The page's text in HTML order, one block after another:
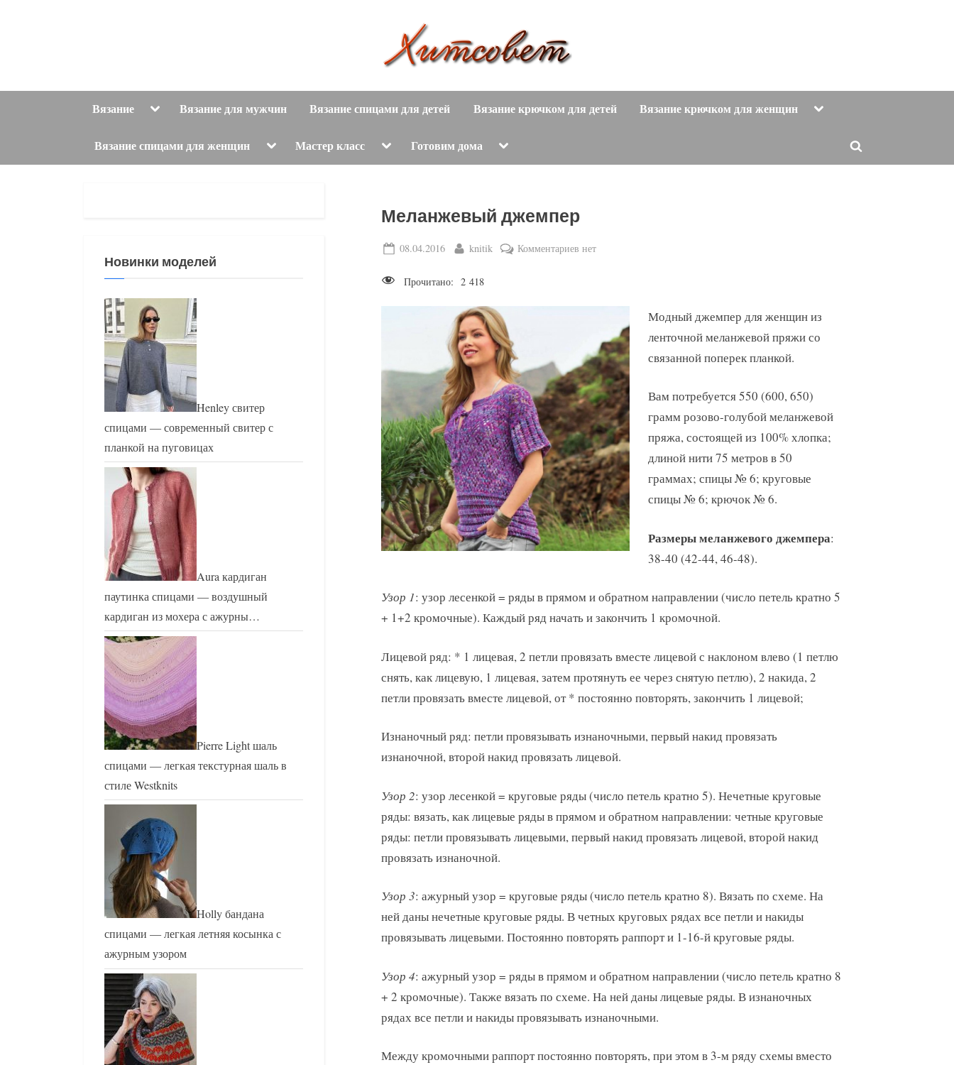
и
т
о
в
е
т
вязание
с
описанием
и
Вязание ToggleВязание для мужчин Вязание спицами для детей Вязание крючком для детей Вязание крючком для женщин Toggle
Вязание спицами для женщин Toggle
menu
Мастер класс Toggle
menu
Готовим дома Toggle
menu
Toggle
Меланжевый джемпер
Posted
08.04.2016 By
knitik Комментариев кнет
Прочитано: 2 418
Модный джемпер для женщин из
ленточной меланжевой пряжи со
связанной поперек планкой.
Вам потребуется 550 (600, 650)
грамм розово-голубой меланжевой
пряжа, состоящей из 100% хлопка;
длиной нити 75 метров в 50
граммах; спицы № 6; круговые
спицы № 6; крючок № 6.
Размеры меланжевого джемпера:
38-40 (42-44, 46-48).
Узор 1: узор лесенкой = ряды в прямом и обратном направлении (число петель кратно 5
+ 1+2 кромочные). Каждый ряд начать и закончить 1 кромочной.
Лицевой ряд: * 1 лицевая, 2 петли провязать вместе лицевой с наклоном влево (1 петлю
снять, как лицевую, 1 лицевая, затем протянуть ее через снятую петлю), 2 накида, 2
петли провязать вместе лицевой, от * постоянно повторять, закончить 1 лицевой;
Изнаночный ряд: петли провязывать изнаночными, первый накид провязать
изнаночной, второй накид провязать лицевой.
Узор 2: узор лесенкой = круговые ряды (число петель кратно 5). Нечетные круговые
ряды: вязать, как лицевые ряды в прямом и обратном направлении: четные круговые
ряды: петли провязывать лицевыми, первый накид провязать лицевой, второй накид
провязать изнаночной.
Узор 3: ажурный узор = круговые ряды (число петель кратно 8). Вязать по схеме. На
ней даны нечетные круговые ряды. В четных круговых рядах все петли и накиды
провязывать лицевыми. Постоянно повторять раппорт и 1-16-й круговые ряды.
Узор 4: ажурный узор = ряды в прямом и обратном направлении (число петель кратно 8
+ 2 кромочные). Также вязать по схеме. На ней даны лицевые ряды. В изнаночных
рядах все петли и накиды провязывать изнаночными.
Между кромочными раппорт постоянно повторять, при этом в 3-м ряду схемы вместо
Новинки моделей
Henley свитер
спицами — современный свитер с
планкой на пуговицах
Aura кардиган
паутинка спицами — воздушный
кардиган из мохера с ажурны…
Pierre Light шаль
спицами — легкая текстурная шаль в
стиле Westknits
Holly бандана
спицами — легкая летняя косынка с
ажурным узором